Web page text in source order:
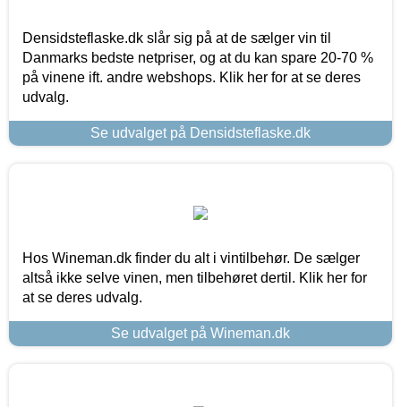
Densidsteflaske.dk slår sig på at de sælger vin til
Danmarks bedste netpriser, og at du kan spare 20-70 %
på vinene ift. andre webshops. Klik her for at se deres
udvalg.
Se udvalget på Densidsteflaske.dk
Hos Wineman.dk finder du alt i vintilbehør. De sælger
altså ikke selve vinen, men tilbehøret dertil. Klik her for
at se deres udvalg.
Se udvalget på Wineman.dk